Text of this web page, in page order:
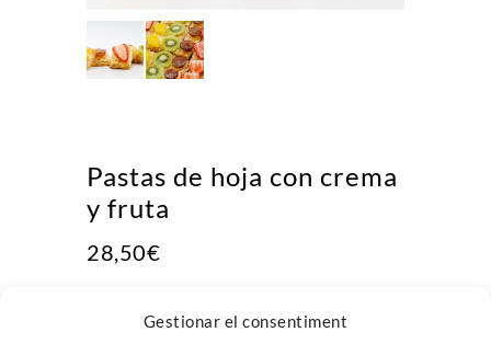
Gestionar el consentiment
Pastas de hoja con crema
y fruta
28,50€
Pastitas de hoja con crema y fruta.